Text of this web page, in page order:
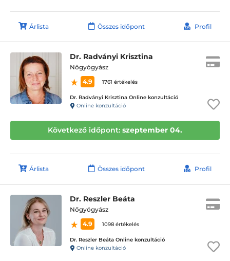
Árlista Összes időpont Profil
Dr. Radványi Krisztina
Nőgyógyász
4.9
1761 értékelés
Dr. Radványi Krisztina Online konzultáció
Online konzultáció
Következő időpont: szeptember 04.
Árlista Összes időpont Profil
Dr. Reszler Beáta
Nőgyógyász
4.9
1098 értékelés
Dr. Reszler Beáta Online konzultáció
Online konzultáció